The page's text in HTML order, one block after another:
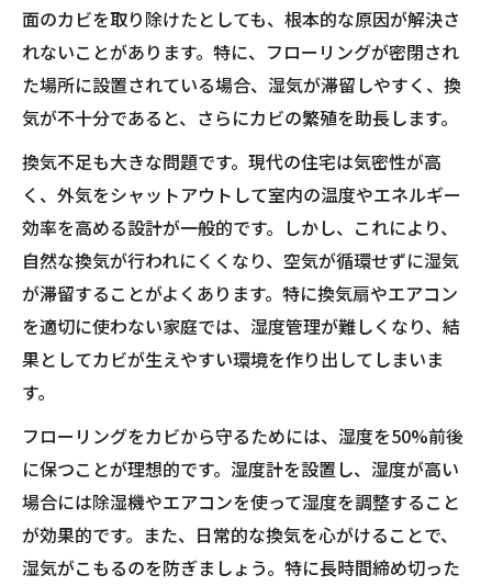
面のカビを取り除けたとしても、根本的な原因が解決さ
れないことがあります。特に、フローリングが密閉され
た場所に設置されている場合、湿気が滞留しやすく、換
気が不十分であると、さらにカビの繁殖を助長します。
換気不足も大きな問題です。現代の住宅は気密性が高
く、外気をシャットアウトして室内の温度やエネルギー
効率を高める設計が一般的です。しかし、これにより、
自然な換気が行われにくくなり、空気が循環せずに湿気
が滞留することがよくあります。特に換気扇やエアコン
を適切に使わない家庭では、湿度管理が難しくなり、結
果としてカビが生えやすい環境を作り出してしまいま
す。
フローリングをカビから守るためには、湿度を50%前後
に保つことが理想的です。湿度計を設置し、湿度が高い
場合には除湿機やエアコンを使って湿度を調整すること
が効果的です。また、日常的な換気を心がけることで、
湿気がこもるのを防ぎましょう。特に長時間締め切った